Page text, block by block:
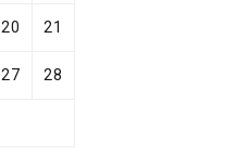
20 21
27 28